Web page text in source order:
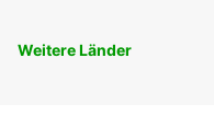
Weitere Länder